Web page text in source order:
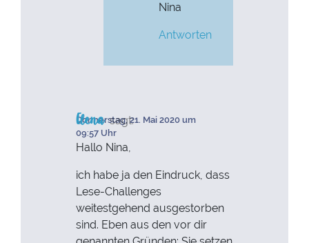
Nina
Antworten
Elena sagt:
Donnerstag, 21. Mai 2020 um
09:57 Uhr
Hallo Nina,
ich habe ja den Eindruck, dass
Lese-Challenges
weitestgehend ausgestorben
sind. Eben aus den vor dir